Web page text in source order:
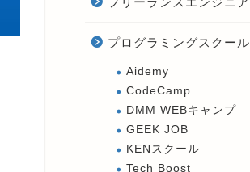
プログラミングスクール
Aidemy
CodeCamp
DMM WEBキャンプ
GEEK JOB
KENスクール
Tech Boost